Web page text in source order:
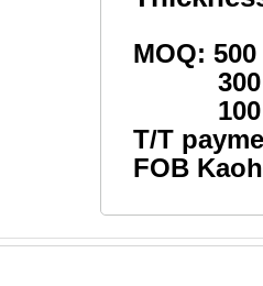
MOQ:
300
100
T/T
FOB